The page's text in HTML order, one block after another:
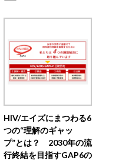
HIV/エイズにまつわる6
つの“理解のギャッ
プ”とは？ 2030年の流
行終結を目指すGAP6の